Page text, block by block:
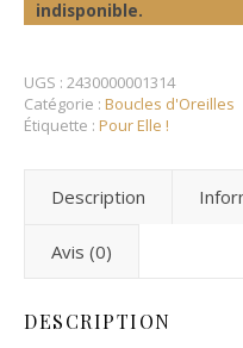
indisponible.
UGS : 2430000001314
Catégorie : Boucles d'Oreilles
Étiquette : Pour Elle !
Description
Avis (0)
DESCRIPTION